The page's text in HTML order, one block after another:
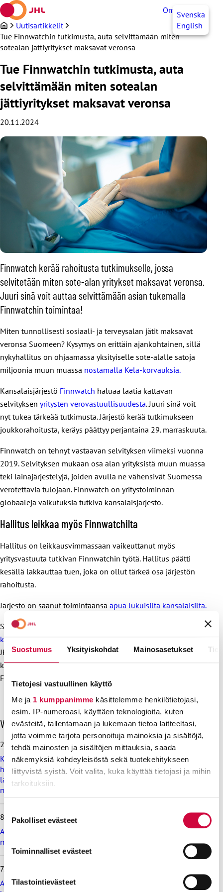
Suostumus Yksityiskohdat Mainosasetukset
Tietojesi vastuullinen käyttö
Me ja 1 kumppanimme käsittelemme henkilötietojasi,
esim. IP-numeroasi, käyttäen teknologioita, kuten
evästeitä, tallentamaan ja lukemaan tietoa laitteeltasi,
jotta voimme tarjota personoituja mainoksia ja sisältöjä,
tehdä mainosten ja sisältöjen mittauksia, saada
näkemyksiä kohdeyleisöstä sekä tuotekehitykseen
liittyvistä syistä. Voit valita, kuka käyttää tietojasi ja mihin
tarkoituksiin.
voit määrittää asetuksesi
. Voit muuttaa
parantavia, ja osaa käytetään tilastointi- tai
valinta
Pakolliset evästeet
Toiminnalliset evästeet
Tilastointievästeet
Siirry
sisältöön
OmaJHLSvenska
English
Uutisartikkelit
Tue Finnwatchin tutkimusta, auta selvittämään miten
sotealan jättiyritykset maksavat veronsa
Tue Finnwatchin tutkimusta, auta
selvittämään miten sotealan
jättiyritykset maksavat veronsa
20.11.2024
Finnwatch kerää rahoitusta tutkimukselle, jossa
selvitetään miten sote-alan yritykset maksavat veronsa.
Juuri sinä voit auttaa selvittämään asian tukemalla
Finnwatchin toimintaa!
Miten tunnollisesti sosiaali- ja terveysalan jätit maksavat
veronsa Suomeen? Kysymys on erittäin ajankohtainen, sillä
nykyhallitus on ohjaamassa yksityiselle sote-alalle satoja
miljoonia muun muassa nostamalla Kela-korvauksia.
Kansalaisjärjestö Finnwatch haluaa laatia kattavan
selvityksen yritysten verovastuullisuudesta. Juuri sinä voit
nyt tukea tärkeää tutkimusta. Järjestö kerää tutkimukseen
joukkorahoitusta, keräys päättyy perjantaina 29. marraskuuta.
Finnwatch on tehnyt vastaavan selvityksen viimeksi vuonna
2019. Selvityksen mukaan osa alan yrityksistä muun muassa
teki lainajärjestelyjä, joiden avulla ne vähensivät Suomessa
verotettavia tulojaan. Finnwatch on yritystoiminnan
globaaleja vaikutuksia tutkiva kansalaisjärjestö.
Hallitus leikkaa myös Finnwatchilta
Hallitus on leikkausvimmassaan vaikeuttanut myös
yritysvastuuta tutkivan Finnwatchin työtä. Hallitus päätti
kesällä lakkauttaa tuen, joka on ollut tärkeä osa järjestön
rahoitusta.
Järjestö on saanut toimintaansa apua lukuisilta kansalaisilta.
Sinäkin voit osallistua tärkeään selvitystyöhön ryhtymällä
kuukausilahjoittajaksi.Voit myös tehdä kertalahjoituksen.
JHL-yhdistyksillä on lisäksi mahdollisuus ryhtyä Finnwatchin
kannatusjäseniksi hintaan 300 euroa vuodessa. Voit ottaa
Finwatchiin
O
h
i
t
a
v
i
i
m
i
s
i
ä
t
u
Viimeisimmät uutiset
28.7.2026
Koulutus ja kasvatus pitää järjestää lasten ja nuorten
hyvinvoinnin ehdoilla – Ammattiliitto JHL on antanut
lausunnon koulujen ja oppilaitosten loma-aikoja koskevasta
muistioluonnoksesta
8.7.2026
Ammattiliitto JHL vastustaa valtiokonttoria koskevan lain
muutosta
7.7.2026
Ammattiliitto JHL vastustaa maksullisia avoimia